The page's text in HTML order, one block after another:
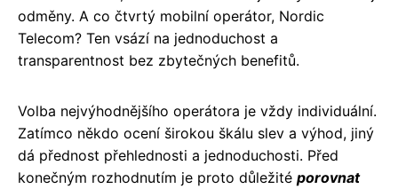
odměny. A co čtvrtý mobilní operátor, Nordic
Telecom? Ten vsází na jednoduchost a
transparentnost bez zbytečných benefitů.
Volba nejvýhodnějšího operátora je vždy individuální.
Zatímco někdo ocení širokou škálu slev a výhod, jiný
dá přednost přehlednosti a jednoduchosti. Před
konečným rozhodnutím je proto důležité porovnat